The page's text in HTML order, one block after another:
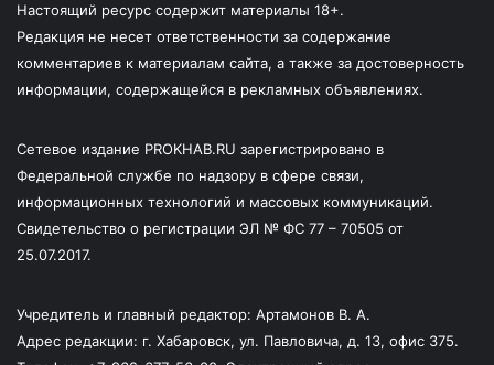
Настоящий ресурс содержит материалы 18+.
Редакция не несет ответственности за содержание
комментариев к материалам сайта, а также за достоверность
информации, содержащейся в рекламных объявлениях.
Сетевое издание PROKHAB.RU зарегистрировано в
Федеральной службе по надзору в сфере связи,
информационных технологий и массовых коммуникаций.
Свидетельство о регистрации ЭЛ № ФС 77 – 70505 от
25.07.2017.
Учредитель и главный редактор: Артамонов В. А.
Адрес редакции: г. Хабаровск, ул. Павловича, д. 13, офис 375.